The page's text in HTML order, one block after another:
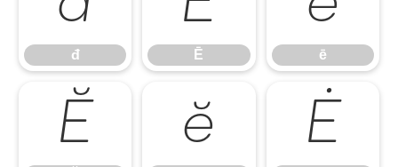
đ Ē ē
Ĕ ĕ Ė